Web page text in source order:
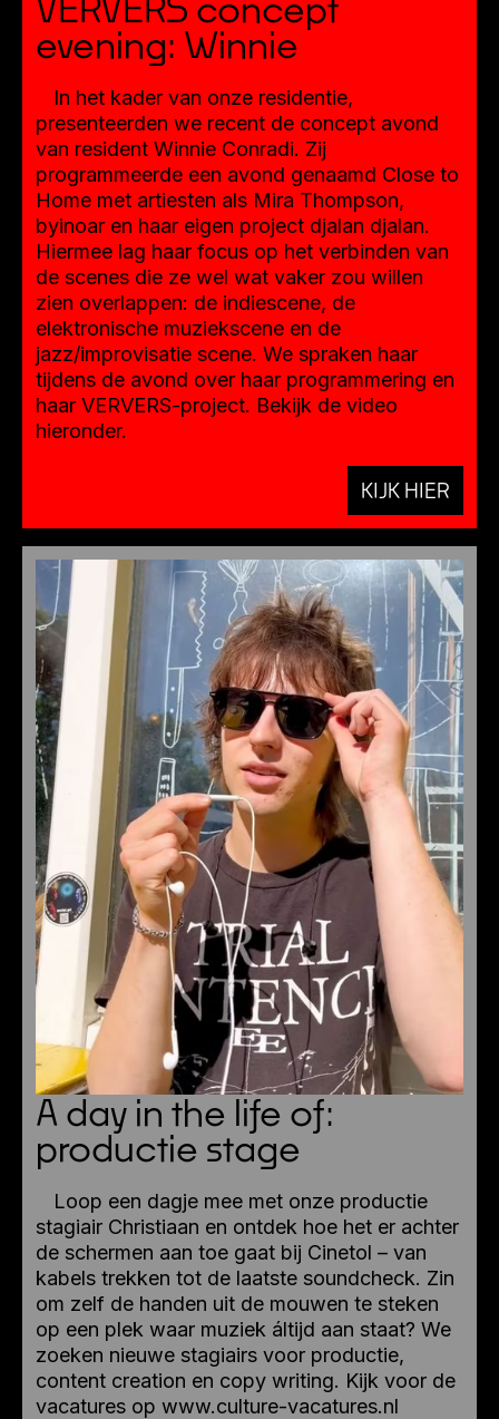
evening: Winnie
In het kader van onze residentie,
presenteerden we recent de concept avond
van resident Winnie Conradi. Zij
programmeerde een avond genaamd Close to
Home met artiesten als Mira Thompson,
byinoar en haar eigen project djalan djalan.
Hiermee lag haar focus op het verbinden van
de scenes die ze wel wat vaker zou willen
zien overlappen: de indiescene, de
elektronische muziekscene en de
jazz/improvisatie scene. We spraken haar
tijdens de avond over haar programmering en
haar VERVERS-project. Bekijk de video
hieronder.
KIJK HIER
A day in the life of:
productie stage
Loop een dagje mee met onze productie
stagiair Christiaan en ontdek hoe het er achter
de schermen aan toe gaat bij Cinetol – van
kabels trekken tot de laatste soundcheck. Zin
om zelf de handen uit de mouwen te steken
op een plek waar muziek áltijd aan staat? We
zoeken nieuwe stagiairs voor productie,
content creation en copy writing. Kijk voor de
vacatures op www.culture-vacatures.nl